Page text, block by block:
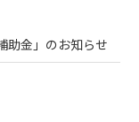
助金」のお知らせ